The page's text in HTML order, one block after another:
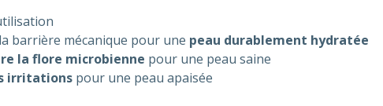
barrière mécanique pour une peau durablement hydratée
la flore microbienne pour une peau saine
irritations pour une peau apaisée